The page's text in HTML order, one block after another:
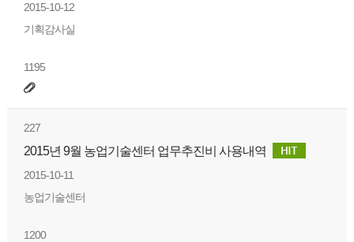
2015-10-12
기획감사실
1195
227
2015년 9월 농업기술센터 업무추진비 사용내역
2015-10-11
농업기술센터
1200